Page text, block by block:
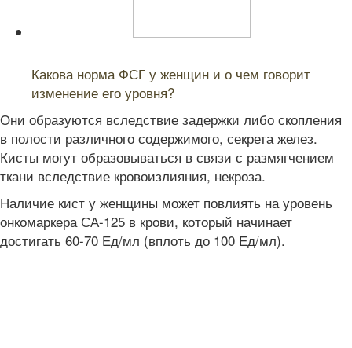
Какова норма ФСГ у женщин и о чем говорит
изменение его уровня?
Они образуются вследствие задержки либо скопления
в полости различного содержимого, секрета желез.
Кисты могут образовываться в связи с размягчением
ткани вследствие кровоизлияния, некроза.
Наличие кист у женщины может повлиять на уровень
онкомаркера СА-125 в крови, который начинает
достигать 60-70 Ед/мл (вплоть до 100 Ед/мл).